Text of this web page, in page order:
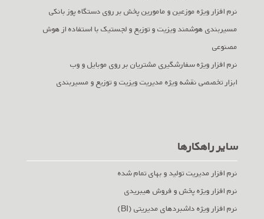
نرم افزار ویژه موزعین و مامورین پخش بر روی دستگاه پوز بانکی
مسیربندی هوشمند ویزیت و توزیع و لجستیک با استفاده از هوش
مصنوعی
نرم افزار ویژه سفارشگیری مشتریان بر روی موبایل و وب
ابزار تخصصی نقشه ویژه مدیریت ویزیت و توزیع و مسیربندی
سایر راهکارها
نرم افزار مدیریت تولید و بهای تمام شده
نرم افزار ویژه پخش و فروش هیبریدی
نرم افزار ویژه داشبردهای مدیریتی (BI)